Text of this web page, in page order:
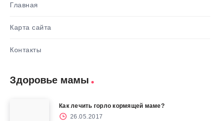
Главная
Карта сайта
Контакты
Здоровье мамы
Как лечить горло кормящей маме?
26.05.2017